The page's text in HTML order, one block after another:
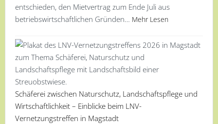
entschieden, den Mietvertrag zum Ende Juli aus
betriebswirtschaftlichen Gründen… Mehr Lesen
Schäferei zwischen Naturschutz, Landschaftspflege und
Wirtschaftlichkeit – Einblicke beim LNV-
Vernetzungstreffen in Magstadt